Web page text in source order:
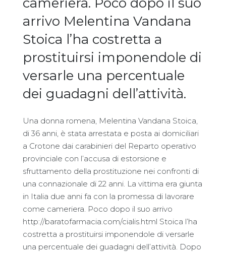
arrivo Melentina Vandana
Stoica l’ha costretta a
prostituirsi imponendole di
versarle una percentuale
dei guadagni dell’attività.
Una donna romena, Melentina Vandana Stoica,
di 36 anni, è stata arrestata e posta ai domiciliari
a Crotone dai carabinieri del Reparto operativo
provinciale con l’accusa di estorsione e
sfruttamento della prostituzione nei confronti di
una connazionale di 22 anni. La vittima era giunta
in Italia due anni fa con la promessa di lavorare
come cameriera. Poco dopo il suo arrivo
http://baratofarmacia.com/cialis.html Stoica l’ha
costretta a prostituirsi imponendole di versarle
una percentuale dei guadagni dell’attività. Dopo